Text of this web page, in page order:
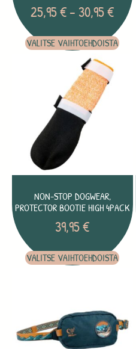
25,95€– 30,95€
VALITSE VAIHTOEHDOISTA
NON-STOP DOGWEAR,
PROTECTOR BOOTIE HIGH 4PACK
39,95€
VALITSE VAIHTOEHDOISTA